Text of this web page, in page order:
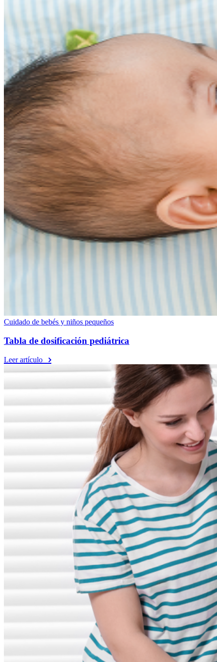
Cuidado de bebés y niños pequeños
Tabla de dosificación pediátrica
Leer artículo